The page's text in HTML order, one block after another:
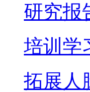
研究报
培训学
拓展人